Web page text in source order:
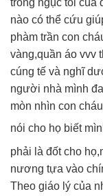
trong ngục tối của
nào có thể cứu
phàm trần con
vàng,quần áo vvv
cúng tế và nghĩ
người nhà mình
mòn nhìn con
nói cho họ biết
phải là đốt cho
nương tựa vào
Theo giáo lý của